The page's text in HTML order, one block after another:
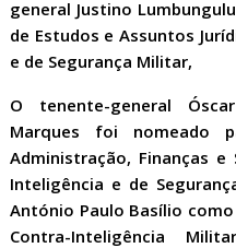
general Justino
de Estudos e Assuntos
e de Segurança Militar,
O tenente-general
Marques foi nomeado
Administração, Finanças e
Inteligência e de
António Paulo Basílio
Contra-Inteligência